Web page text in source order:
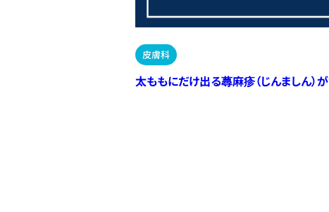
皮膚科
太ももにだけ出る蕁麻疹（じんましん）